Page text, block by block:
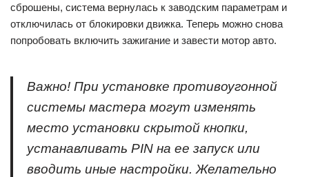
сброшены, система вернулась к заводским параметрам и
отключилась от блокировки движка. Теперь можно снова
попробовать включить зажигание и завести мотор авто.
Важно! При установке противоугонной
системы мастера могут изменять
место установки скрытой кнопки,
устанавливать PIN на ее запуск или
вводить иные настройки. Желательно